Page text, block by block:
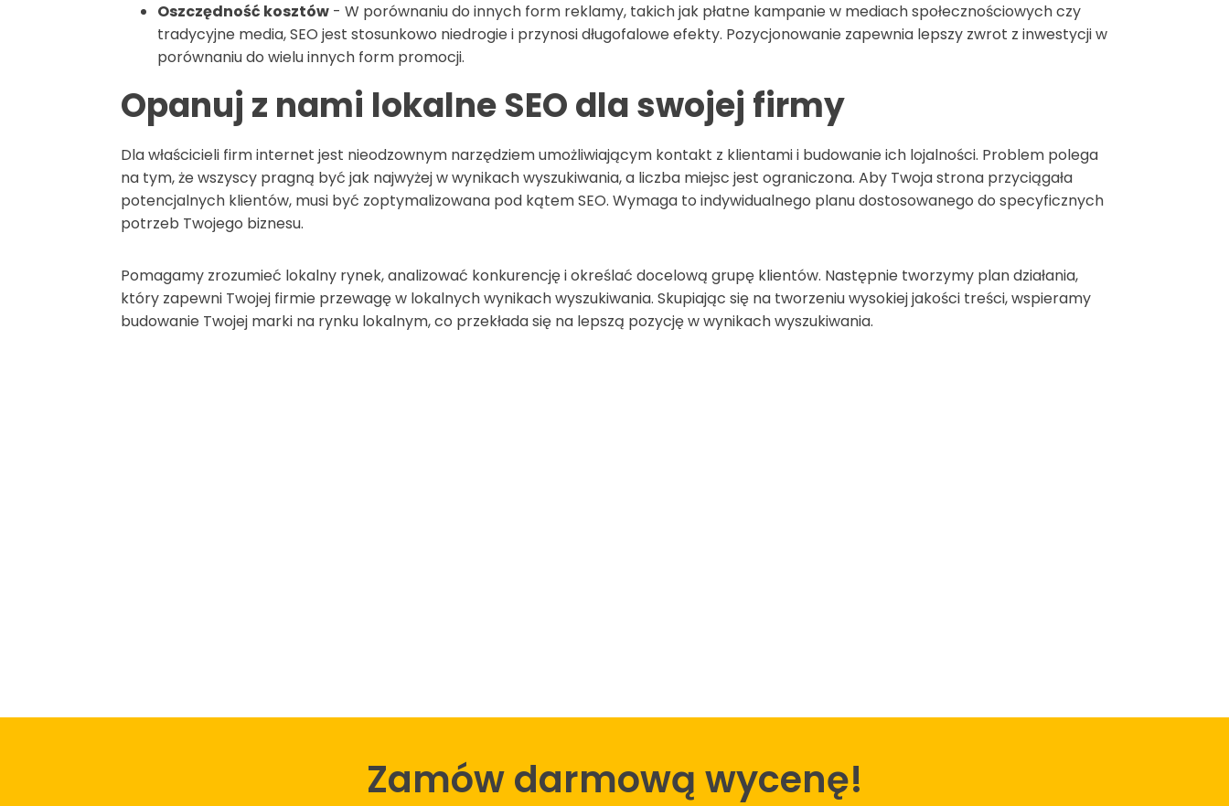
Oszczędność kosztów - W porównaniu do innych form reklamy, takich jak płatne kampanie w mediach społecznościowych czy
tradycyjne media, SEO jest stosunkowo niedrogie i przynosi długofalowe efekty. Pozycjonowanie zapewnia lepszy zwrot z inwestycji w
porównaniu do wielu innych form promocji.
Opanuj z nami lokalne SEO dla swojej firmy
Dla właścicieli firm internet jest nieodzownym narzędziem umożliwiającym kontakt z klientami i budowanie ich lojalności. Problem polega
na tym, że wszyscy pragną być jak najwyżej w wynikach wyszukiwania, a liczba miejsc jest ograniczona. Aby Twoja strona przyciągała
potencjalnych klientów, musi być zoptymalizowana pod kątem SEO. Wymaga to indywidualnego planu dostosowanego do specyficznych
potrzeb Twojego biznesu.
Pomagamy zrozumieć lokalny rynek, analizować konkurencję i określać docelową grupę klientów. Następnie tworzymy plan działania,
który zapewni Twojej firmie przewagę w lokalnych wynikach wyszukiwania. Skupiając się na tworzeniu wysokiej jakości treści, wspieramy
budowanie Twojej marki na rynku lokalnym, co przekłada się na lepszą pozycję w wynikach wyszukiwania.
Zamów darmową wycenę!